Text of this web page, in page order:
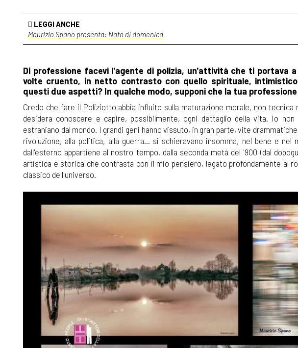
LEGGI ANCHE
Maurizio Spano presenta: Nato di domenica
Di professione facevi l'agente di polizia, un'attività che ti portava
volte cruento, in netto contrasto con quello spirituale,
questi due aspetti? In qualche modo, supponi che la tua
Credo che fare il Poliziotto abbia influito sulla maturazione morale, non
desidera conoscere e capire, possibilmente, ogni dettaglio della vita. Io
estraniano dal mondo. I grandi geni hanno vissuto, in gran parte, vite
rivoluzione, alla politica, alla guerra... si schieravano insomma, nel bene e
dall'esterno appartiene al nostro tempo, dalla seconda metà del '900 (dal
artistica e storica che contrasta con il mio pensiero, legato profondamente al
classico dell'universo.